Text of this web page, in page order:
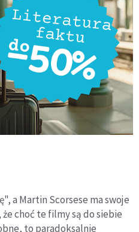
a Martin Scorsese ma swoje
że choć te filmy są do siebie
to paradoksalnie